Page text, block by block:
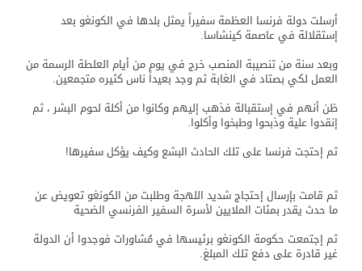
أرسلت دولة فرنسا العظمة سفيراً يمثل بلدها في الكونغو بعد
إستقلالة في عاصمة كينشاسا.
وبعد سنة من تنصيبة المنصب خرج في يوم من أيام العلطة الرسمة من
العمل لكي بصتاد في الغابة ثم وجد بعيداً ناس كثيره متجمعين.
ظن أنهم في إستقبالة فذهب إليهم وكانوا من أكلة لحوم البشر ، ثم
إنقدوا علية وذبحوا وطبخوا وأكلوا.
ثم إحتجت فرنسا على تلك الحادث البشع وكيف يؤكل سفيرها!
ثم قامت بإرسال إحتجاج شديد اللهجة وطلبت من الكونغو تعويض عن
ما حدث يقدر بمئات الملايين لأسرة السفير الفرنسي الضحية
ثم إجتمعت حكومة الكونغو برئيسها في مُشاورات فوجدوا أن الدولة
غير قادرة على دفع تلك المبلغ.